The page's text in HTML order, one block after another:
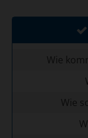
Wie
Wie